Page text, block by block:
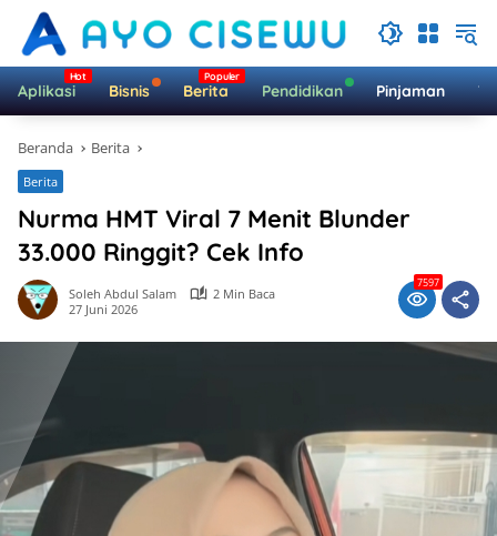
Langsung
konten
Aplikasi Bisnis Berita Pendidikan Pinjaman
Beranda Berita
Berita
Nurma HMT Viral 7 Menit Blunder
33.000 Ringgit? Cek Info
Soleh Abdul Salam
2 Min Baca
27 Juni 2026
7597